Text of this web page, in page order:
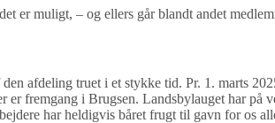
er muligt, – og ellers går blandt andet
afdeling truet i et stykke tid. Pr. 1. marts
fremgang i Brugsen. Landsbylauget har på
har heldigvis båret frugt til gavn for os